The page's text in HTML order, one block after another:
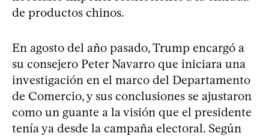
de productos chinos.
En agosto del año pasado, Trump encargó a
su consejero Peter Navarro que iniciara una
investigación en el marco del Departamento
de Comercio, y sus conclusiones se ajustaron
como un guante a la visión que el presidente
tenía ya desde la campaña electoral. Según